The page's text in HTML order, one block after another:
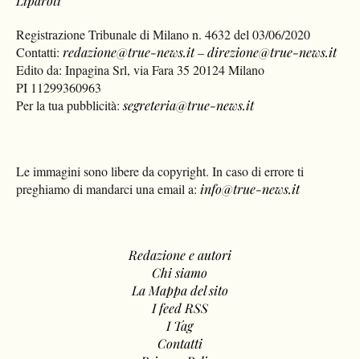
Registrazione Tribunale di Milano n. 4632 del 03/06/2020
Contatti:redazione@true-news.it–direzione@true-news.it
Edito da: Inpagina Srl, via Fara 35 20124 Milano
PI 11299360963
Per la tua pubblicità:segreteria@true-news.it
Le immagini sono libere da copyright. In caso di errore ti
preghiamo di mandarci una email a: info@true-news.it
Redazione e autori
Chi siamo
La Mappa del sito
I feed RSS
I Tag
Contatti